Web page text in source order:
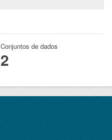
Conjuntos de dados
2